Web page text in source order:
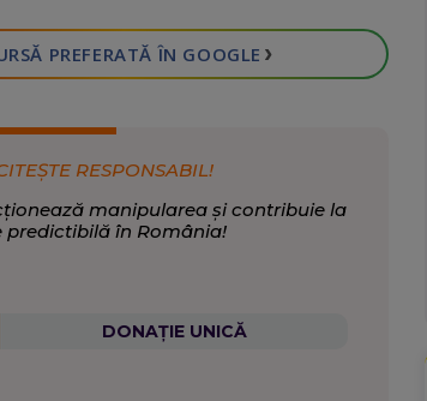
PREFERATĂ ÎN GOOGLE ›
RESPONSABIL!
manipularea și contribuie la
în România!
DONAȚIE UNICĂ